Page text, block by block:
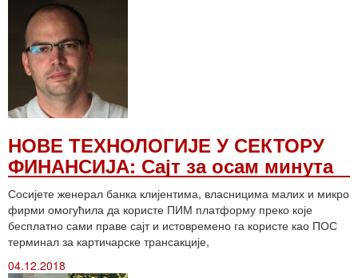
НОВЕ ТЕХНОЛОГИЈЕ У СЕКТОРУ
ФИНАНСИЈА: Сајт за осам минута
Сосијете женерал банка клијентима, власницима малих и микро
фирми омогућила да користе ПИМ платформу преко које
бесплатно сами праве сајт и истовремено га користе као ПОС
терминал за картичарске трансакције,
04.12.2018